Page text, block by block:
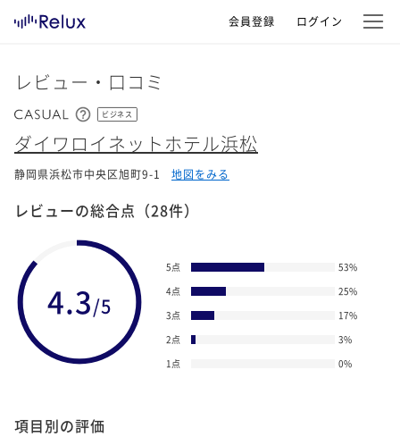
会員登録 ログイン
レビュー・口コミ
ビジネス
ダイワロイネットホテル浜松
静岡県浜松市中央区旭町9-1 地図をみる
レビューの総合点 （28件）
4.3/5
5点 53%
4点
25%
3点
17%
2点
3%
1点
0%
項目別の評価